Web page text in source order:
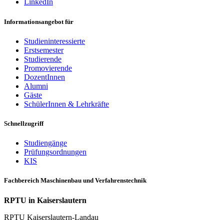
LinkedIn
Informationsangebot für
Studieninteressierte
Erstsemester
Studierende
Promovierende
DozentInnen
Alumni
Gäste
SchülerInnen & Lehrkräfte
Schnellzugriff
Studiengänge
Prüfungsordnungen
KIS
Fachbereich Maschinenbau und Verfahrenstechnik
RPTU in Kaiserslautern
RPTU Kaiserslautern-Landau